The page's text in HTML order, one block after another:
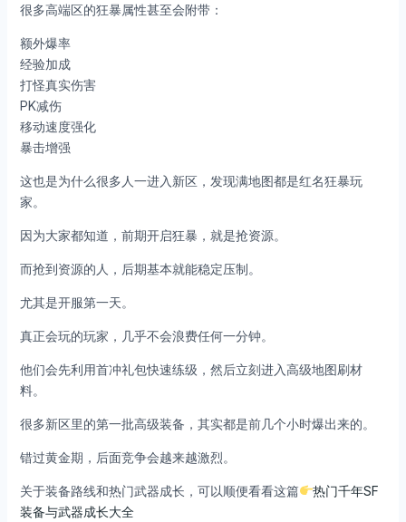
很多高端区的狂暴属性甚至会附带：
额外爆率
经验加成
打怪真实伤害
PK减伤
移动速度强化
暴击增强
这也是为什么很多人一进入新区，发现满地图都是红名狂暴玩
家。
因为大家都知道，前期开启狂暴，就是抢资源。
而抢到资源的人，后期基本就能稳定压制。
尤其是开服第一天。
真正会玩的玩家，几乎不会浪费任何一分钟。
他们会先利用首冲礼包快速练级，然后立刻进入高级地图刷材
料。
很多新区里的第一批高级装备，其实都是前几个小时爆出来的。
错过黄金期，后面竞争会越来越激烈。
关于装备路线和热门武器成长，可以顺便看看这篇
热门千年SF
装备与武器成长大全